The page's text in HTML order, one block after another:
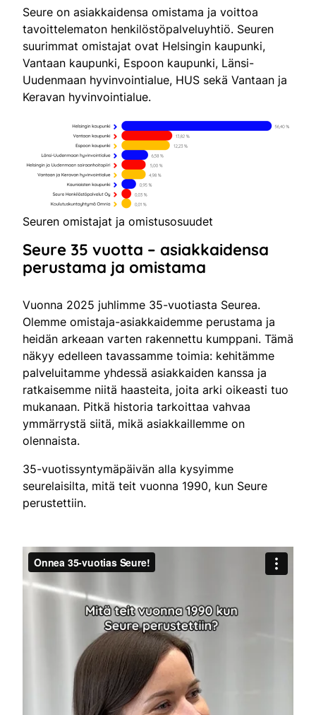
Seure on asiakkaidensa omistama ja voittoa
tavoittelematon henkilöstöpalveluyhtiö. Seuren
suurimmat omistajat ovat Helsingin kaupunki,
Vantaan kaupunki, Espoon kaupunki, Länsi-
Uudenmaan hyvinvointialue, HUS sekä Vantaan ja
Keravan hyvinvointialue.
Seuren omistajat ja omistusosuudet
Seure 35 vuotta – asiakkaidensa
perustama ja omistama
Vuonna 2025 juhlimme 35-vuotiasta Seurea.
Olemme omistaja-asiakkaidemme perustama ja
heidän arkeaan varten rakennettu kumppani. Tämä
näkyy edelleen tavassamme toimia: kehitämme
palveluitamme yhdessä asiakkaiden kanssa ja
ratkaisemme niitä haasteita, joita arki oikeasti tuo
mukanaan. Pitkä historia tarkoittaa vahvaa
ymmärrystä siitä, mikä asiakkaillemme on
olennaista.
35-vuotissyntymäpäivän alla kysyimme
seurelaisilta, mitä teit vuonna 1990, kun Seure
perustettiin.